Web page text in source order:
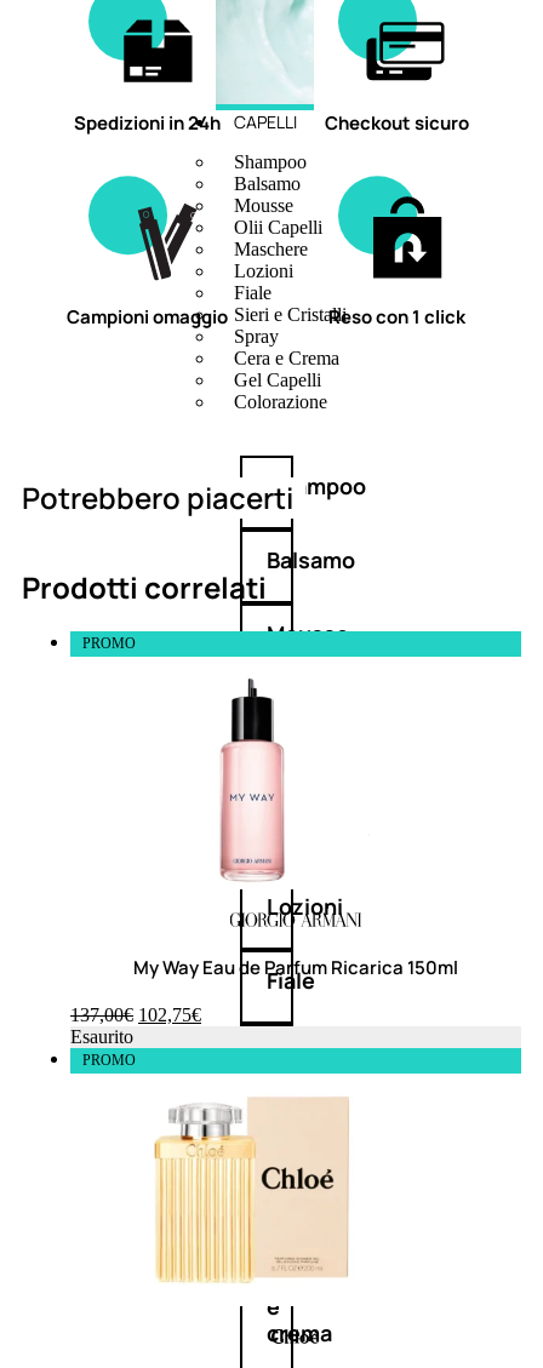
CAPELLI
Shampoo
Balsamo
Mousse
Olii Capelli
Maschere
Lozioni
Fiale
Sieri e Cristalli
Spray
Cera e Crema
Gel Capelli
Colorazione
Shampoo
Balsamo
Mousse
Olii
capelli
Lozioni
Fiale
Sieri
e
Cera
e
crema
Spedizioni in 24h Checkout sicuro
Campioni omaggio Reso con 1 click
Potrebbero piacerti
Prodotti correlati
PROMO
My Way Eau de Parfum Ricarica 150ml
137,00€ 102,75€
Esaurito
PROMO